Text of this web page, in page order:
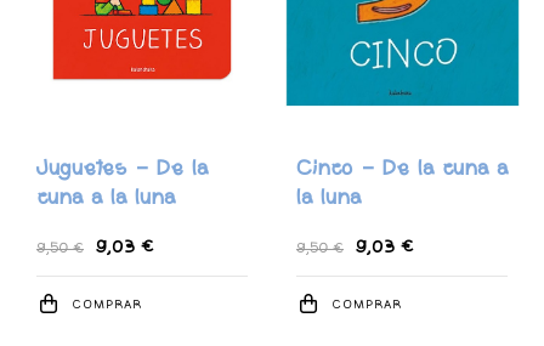
Juguetes - De la
cuna a la luna
9,50 € 9,03 €
COMPRAR
Cinco - De la cuna a
la luna
9,50 € 9,03 €
COMPRAR